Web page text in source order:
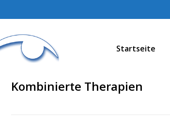
Startseite
Kombinierte Therapien